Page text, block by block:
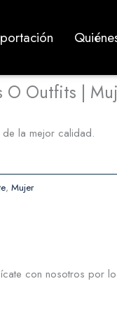
O Outfits |
la mejor calidad.
, Mujer
con nosotros por